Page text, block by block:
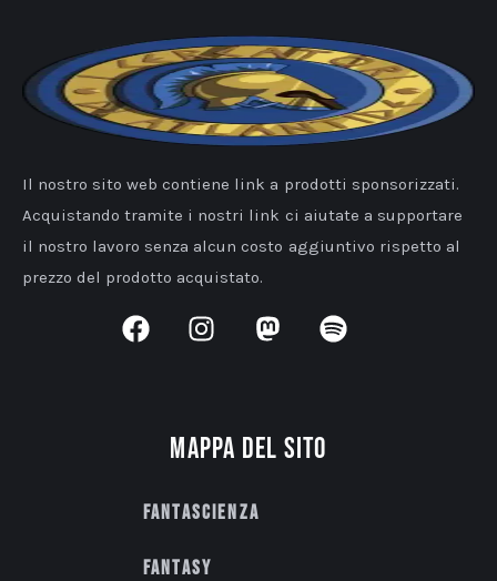
Il nostro sito web contiene link a prodotti sponsorizzati.
Acquistando tramite i nostri link ci aiutate a supportare
il nostro lavoro senza alcun costo aggiuntivo rispetto al
prezzo del prodotto acquistato.
Mappa del sito
Fantascienza
Fantasy